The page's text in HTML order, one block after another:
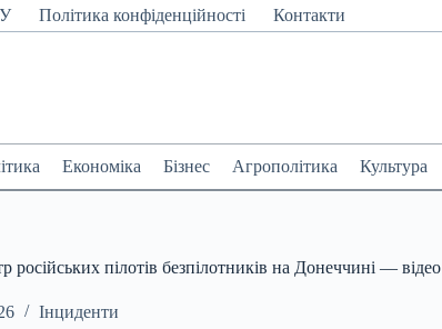
Політика конфіденційності Контакти
Економіка Бізнес Агрополітика Культура
пілотів безпілотників на Донеччині — відео
Інциденти